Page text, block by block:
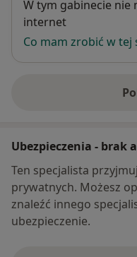
Dostępność
W tym gabinecie nie
internet
Co mam zrobić w tej
Ubezpieczenia - brak
Ten specjalista
prywatnych. Możesz
znaleźć innego
ubezpieczenie.